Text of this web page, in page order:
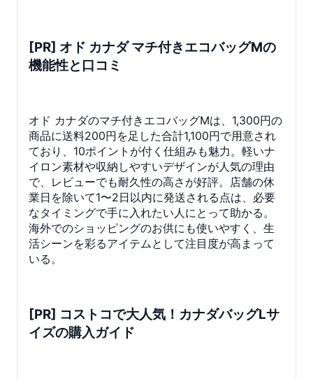
[PR] オド カナダ マチ付きエコバッグMの
機能性と口コミ
オド カナダのマチ付きエコバッグMは、1,300円の
商品に送料200円を足した合計1,100円で用意され
ており、10ポイントが付く仕組みも魅力。軽いナ
イロン素材や収納しやすいデザインが人気の理由
で、レビューでも耐久性の高さが好評。店舗の休
業日を除いて1〜2日以内に発送される点は、必要
なタイミングで手に入れたい人にとって助かる。
海外でのショッピングのお供にも使いやすく、生
活シーンを彩るアイテムとして注目度が高まって
いる。
[PR] コストコで大人気！カナダバッグLサ
イズの購入ガイド